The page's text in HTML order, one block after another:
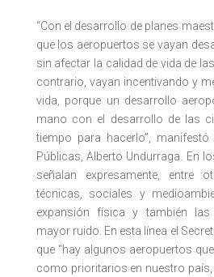
“Con el desarrollo de planes
que los aeropuertos se vayan
sin afectar la calidad de vida de
contrario, vayan incentivando y
vida, porque un desarrollo
mano con el desarrollo de las
tiempo para hacerlo”,
Públicas, Alberto Undurraga. En
señalan expresamente, entre
técnicas, sociales y
expansión física y también
mayor ruido. En esta línea el
que “hay algunos aeropuertos
como prioritarios en nuestro